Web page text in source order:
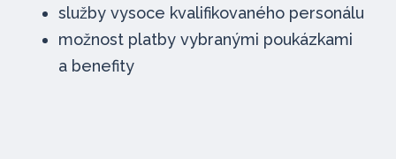
služby vysoce kvalifikovaného personálu
možnost platby vybranými poukázkami
a benefity